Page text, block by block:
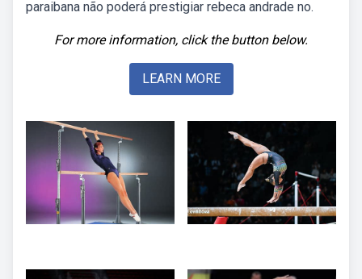
paraibana não poderá prestigiar rebeca andrade no.
For more information, click the button below.
LEARN MORE